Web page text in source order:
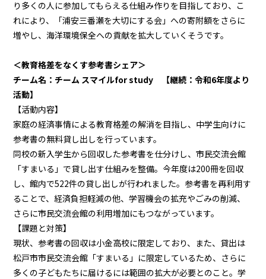
り多くの人に参加してもらえる仕組み作りを目指しており、こ
れにより、「浦安三番瀬を大切にする会」への寄附額をさらに
増やし、海洋環境保全への貢献を拡大していくそうです。
＜教育格差をなくす参考書シェア＞
チーム名：チーム スマイルfor study 【継続：令和6年度より
活動】
【活動内容】
家庭の経済事情による教育格差の解消を目指し、中学生向けに
参考書の無料貸し出しを行っています。
同校の新入学生から回収した参考書を仕分けし、市民交流会館
「すまいる」で貸し出す仕組みを整備。今年度は200冊を回収
し、館内で522件の貸し出しが行われました。参考書を再利用す
ることで、経済負担軽減の他、学習機会の拡充やごみの削減、
さらに市民交流会館の利用増加にもつながっています。
【課題と対策】
現状、参考書の回収は小金高校に限定しており、また、貸出は
松戸市市民交流会館「すまいる」に限定しているため、さらに
多くの子どもたちに届けるには範囲の拡大が必要とのこと。学